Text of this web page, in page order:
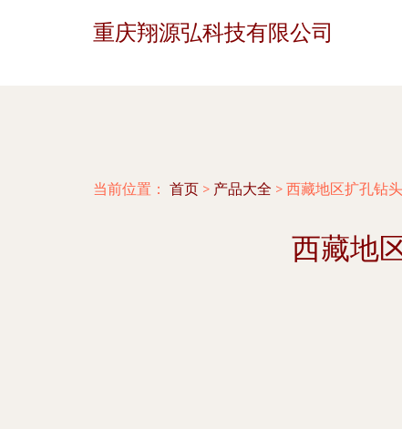
重庆翔源弘科技有限公司
当前位置： 首页 > 产品大全 > 西藏地区扩孔钻
西藏地